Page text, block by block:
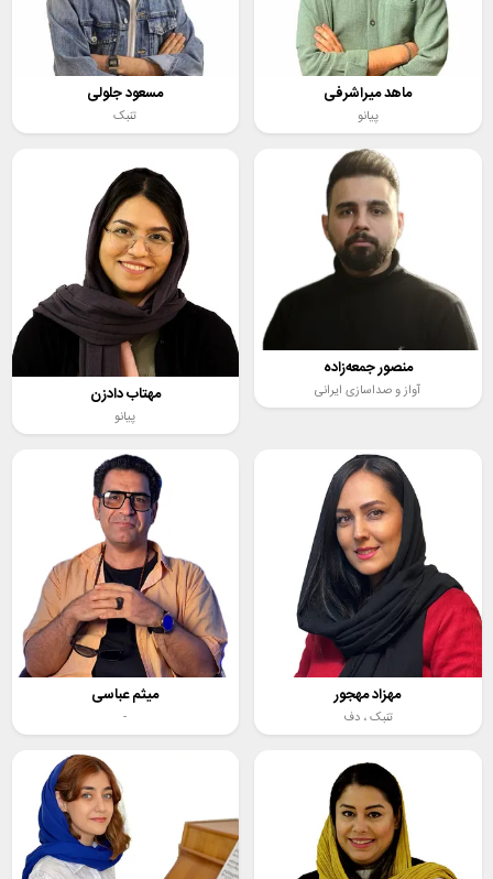
ماهد میراشرفی
پیانو
مسعود جلولی
تنبک
منصور جمعه‌زاده
آواز و صداسازی ایرانی مهتاب دادزن
پیانو
مهزاد مهجور
تنبک ، دف
میثم عباسی
-